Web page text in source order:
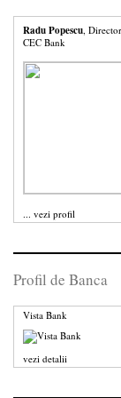
Radu Popescu,
CEC Bank
... vezi profil
Profil de Banca
Vista Bank
vezi detalii